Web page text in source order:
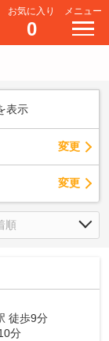
お気に入り
0
メニュー
表示
変更
変更
徒歩9分
分